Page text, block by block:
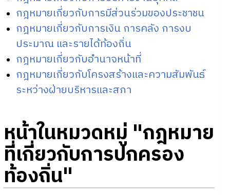
กฎหมายเกี่ยวกับการมีส่วนร่วมของประชาชน
กฎหมายเกี่ยวกับการเงิน การคลัง การงบ
ประมาณ และรายได้ท้องถิ่น
กฎหมายเกี่ยวกับอำนาจหน้าที่
กฎหมายเกี่ยวกับโครงสร้างและความสัมพันธ์
ระหว่างฝ่ายบริหารและสภา
หน้าในหมวดหมู่ "กฎหมาย
ที่เกี่ยวกับการปกครอง
ท้องถิ่น"